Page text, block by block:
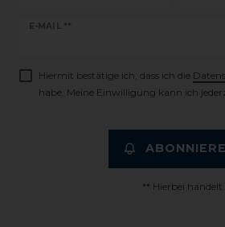
E-MAIL **
Newsletter
Hiermit bestätige ich, dass ich die
habe. Meine Einwilligung kann ich
** Hierbei